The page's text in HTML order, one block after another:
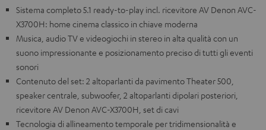
Sistema completo 5.1 ready-to-play incl. ricevitore AV Denon AVC-
X3700H: home cinema classico in chiave moderna
Musica, audio TV e videogiochi in stereo in alta qualità con un
suono impressionante e posizionamento preciso di tutti gli eventi
sonori
Contenuto del set: 2 altoparlanti da pavimento Theater 500,
speaker centrale, subwoofer, 2 altoparlanti dipolari posteriori,
ricevitore AV Denon AVC-X3700H, set di cavi
Tecnologia di allineamento temporale per tridimensionalità e